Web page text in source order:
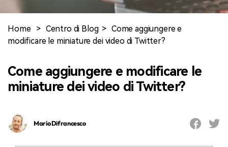
Tip per YouTube
Apprendimento
Home > Centro di Blog > Come aggiungere e
modificare le miniature dei video di Twitter?
Come aggiungere e modificare le
miniature dei video di Twitter?
Mario Difrancesco